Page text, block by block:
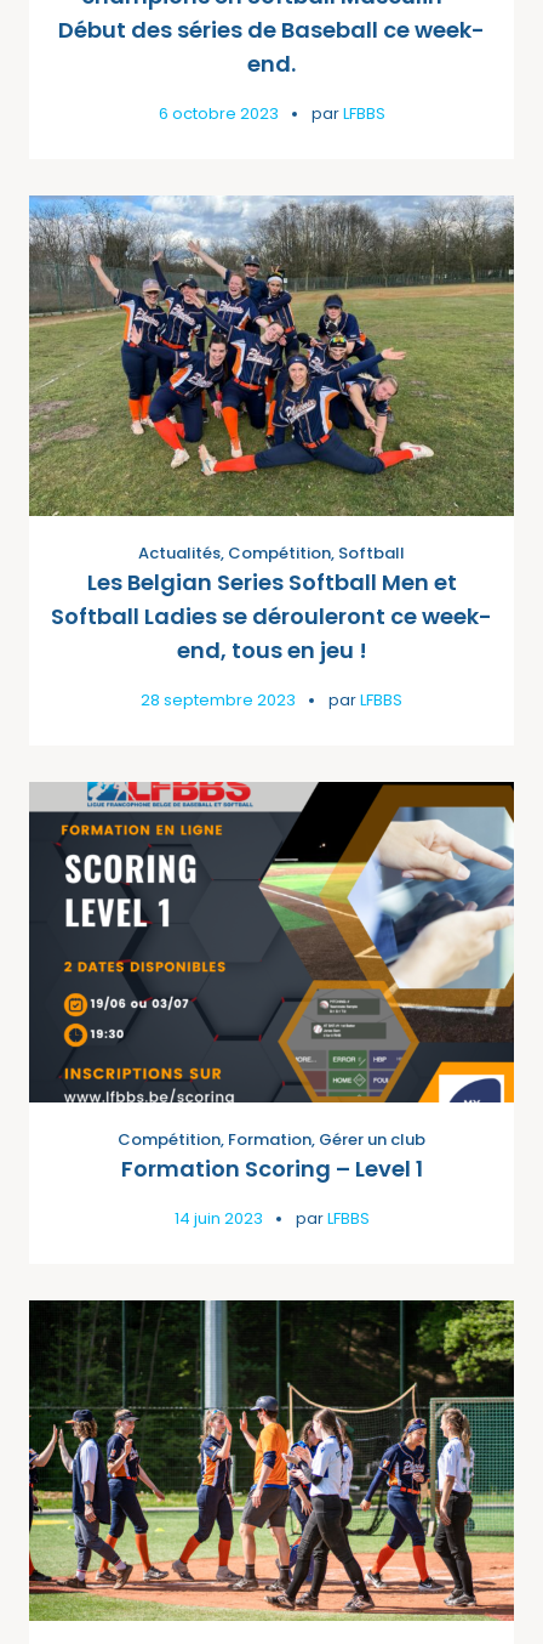
Début des séries de Baseball ce week-
end.
6 octobre 2023 parLFBBS
Actualités, Compétition, Softball
Les Belgian Series Softball Men et
Softball Ladies se dérouleront ce week-
end, tous en jeu !
28 septembre 2023 parLFBBS
Compétition, Formation, Gérer un club
Formation Scoring – Level 1
14 juin 2023 parLFBBS